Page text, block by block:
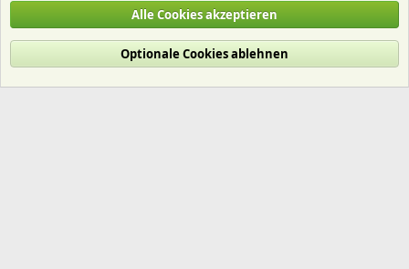
Cookies
Deutsch (Du)
Nutzungsbedingungen
Datenschutz Hilfe und Impressum
R
Alle Cookies akzeptieren
Optionale Cookies ablehnen